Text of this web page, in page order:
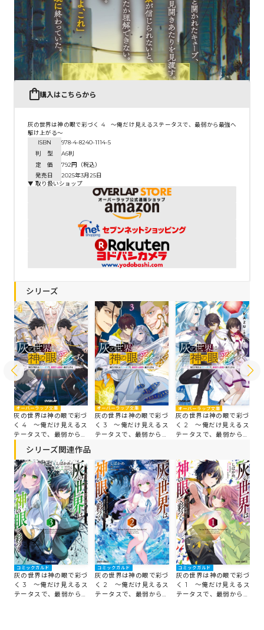
購入はこちらから
灰の世界は神の眼で彩づく 4 ～俺だけ見えるステータスで、最弱から最強へ
駆け上がる～
ISBN
978-4-8240-1114-5
判 型
A6判
定 価
792円（税込）
発売日
2025年3月25日
▼ 取り扱いショップ
シリーズ
オーバーラップ文庫
灰の世界は神の眼で彩づ
く 4 ～俺だけ見えるス
テータスで、最弱から最
強へ駆け上がる～
オーバーラップ文庫
灰の世界は神の眼で彩づ
く 3 ～俺だけ見えるス
テータスで、最弱から最
オーバーラップ文庫
灰の世界は神の眼で彩づ
く 2 ～俺だけ見えるス
テータスで、最弱から最
シリーズ関連作品
コミックガルド
灰の世界は神の眼で彩づ
く 3 ～俺だけ見えるス
テータスで、最弱から最
コミックガルド
灰の世界は神の眼で彩づ
く 2 ～俺だけ見えるス
テータスで、最弱から最
コミックガルド
灰の世界は神の眼で彩づ
く 1 ～俺だけ見えるス
テータスで、最弱から最